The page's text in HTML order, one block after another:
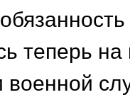
теперь
военной